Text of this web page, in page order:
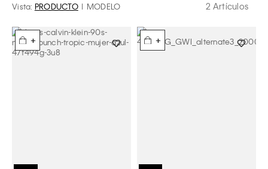
Vista: PRODUCTO MODELO 2 Artículos
+ +